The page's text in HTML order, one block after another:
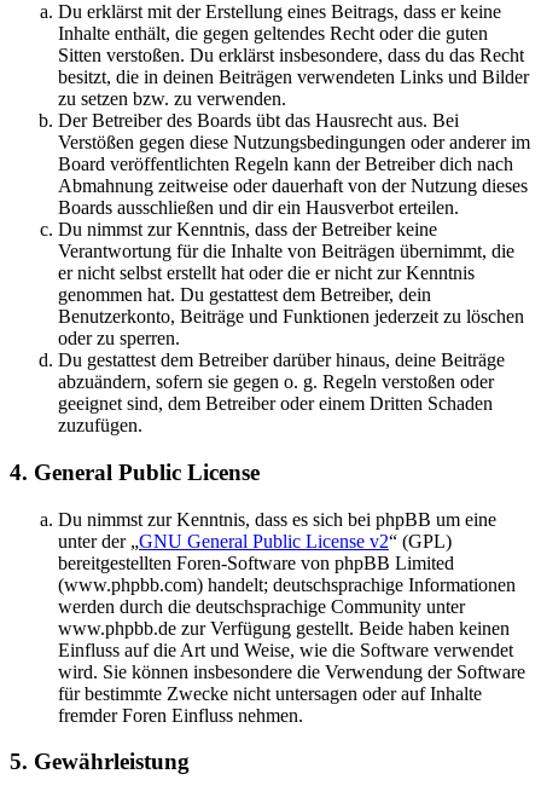
Du erklärst mit der Erstellung eines Beitrags, dass er keine
Inhalte enthält, die gegen geltendes Recht oder die guten
Sitten verstoßen. Du erklärst insbesondere, dass du das Recht
besitzt, die in deinen Beiträgen verwendeten Links und Bilder
zu setzen bzw. zu verwenden.
Der Betreiber des Boards übt das Hausrecht aus. Bei
Verstößen gegen diese Nutzungsbedingungen oder anderer im
Board veröffentlichten Regeln kann der Betreiber dich nach
Abmahnung zeitweise oder dauerhaft von der Nutzung dieses
Boards ausschließen und dir ein Hausverbot erteilen.
Du nimmst zur Kenntnis, dass der Betreiber keine
Verantwortung für die Inhalte von Beiträgen übernimmt, die
er nicht selbst erstellt hat oder die er nicht zur Kenntnis
genommen hat. Du gestattest dem Betreiber, dein
Benutzerkonto, Beiträge und Funktionen jederzeit zu löschen
oder zu sperren.
Du gestattest dem Betreiber darüber hinaus, deine Beiträge
abzuändern, sofern sie gegen o. g. Regeln verstoßen oder
geeignet sind, dem Betreiber oder einem Dritten Schaden
zuzufügen.
4. General Public License
Du nimmst zur Kenntnis, dass es sich bei phpBB um eine
unter der „GNU General Public License v2“ (GPL)
bereitgestellten Foren-Software von phpBB Limited
(www.phpbb.com) handelt; deutschsprachige Informationen
werden durch die deutschsprachige Community unter
www.phpbb.de zur Verfügung gestellt. Beide haben keinen
Einfluss auf die Art und Weise, wie die Software verwendet
wird. Sie können insbesondere die Verwendung der Software
für bestimmte Zwecke nicht untersagen oder auf Inhalte
fremder Foren Einfluss nehmen.
5. Gewährleistung